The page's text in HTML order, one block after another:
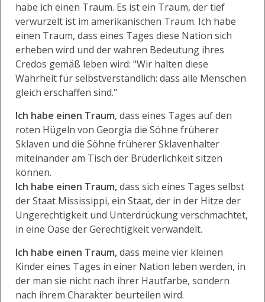
habe ich einen Traum. Es ist ein Traum, der tief
verwurzelt ist im amerikanischen Traum. Ich habe
einen Traum, dass eines Tages diese Nation sich
erheben wird und der wahren Bedeutung ihres
Credos gemäß leben wird: "Wir halten diese
Wahrheit für selbstverständlich: dass alle Menschen
gleich erschaffen sind."
Ich habe einen Traum, dass eines Tages auf den
roten Hügeln von Georgia die Söhne früherer
Sklaven und die Söhne früherer Sklavenhalter
miteinander am Tisch der Brüderlichkeit sitzen
können.
Ich habe einen Traum,dass sich eines Tages selbst
der Staat Mississippi, ein Staat, der in der Hitze der
Ungerechtigkeit und Unterdrückung verschmachtet,
in eine Oase der Gerechtigkeit verwandelt.
Ich habe einen Traum,dass meine vier kleinen
Kinder eines Tages in einer Nation leben werden, in
der man sie nicht nach ihrer Hautfarbe, sondern
nach ihrem Charakter beurteilen wird.